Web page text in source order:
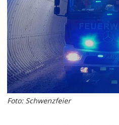
Foto: Schwenzfeier